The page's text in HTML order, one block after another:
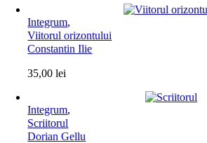
Integrum,
Viitorul orizontului
Constantin Ilie
35,00lei
Integrum,
Scriitorul
Dorian Gellu